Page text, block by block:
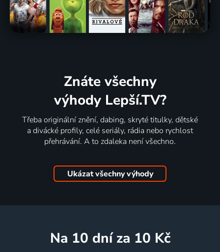
Znáte všechny
výhody Lepší.TV?
Třeba originální znění, dabing, skryté titulky, dětské
a divácké profily, celé seriály, rádia nebo rychlost
přehrávání. A to zdaleka není všechno.
Ukázat všechny výhody
na 10 dní za 10 Kč